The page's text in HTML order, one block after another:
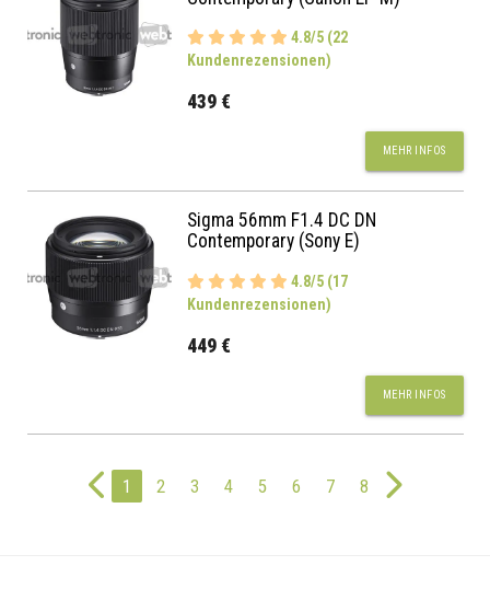
4.8/5 (22
Kundenrezensionen)
439 €
MEHR INFOS
Sigma 56mm F1.4 DC DN
Contemporary (Sony E)
4.8/5 (17
Kundenrezensionen)
449 €
MEHR INFOS
1 2 3 4 5 6 7 8